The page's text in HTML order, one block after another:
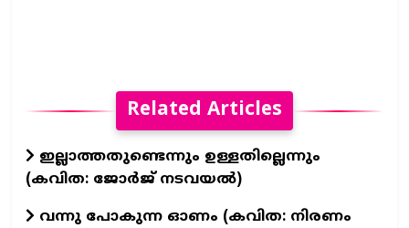
Related Articles
ഇല്ലാത്തതുണ്ടെന്നും ഉള്ളതില്ലെന്നും
(കവിത: ജോർജ് നടവയൽ)
വന്നു പോകുന്ന ഓണം (കവിത: നിരണം